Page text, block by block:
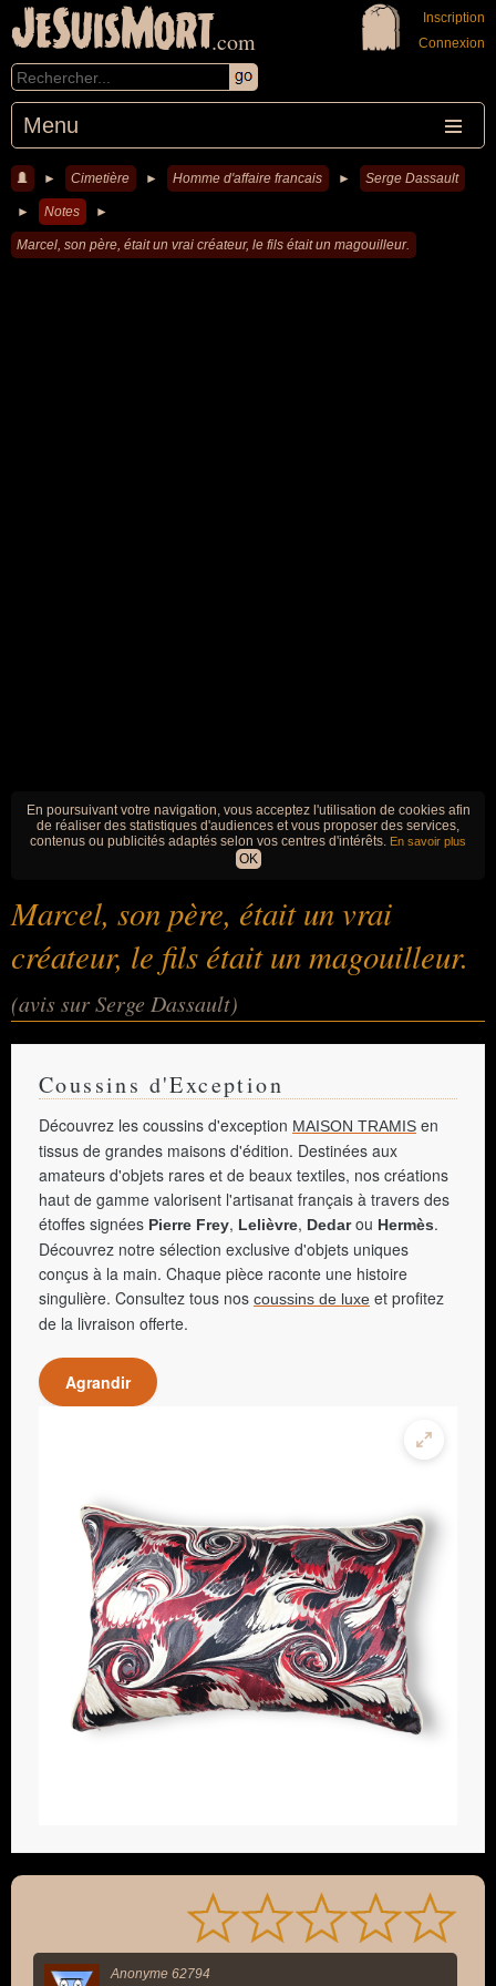
JeSuisMort.com
Menu
Inscription
Connexion
► Cimetière ► Homme d'affaire francais ► Serge Dassault
► Notes ►
Marcel, son père, était un vrai créateur, le fils était un magouilleur.
En poursuivant votre navigation, vous acceptez l'utilisation de cookies afin
de réaliser des statistiques d'audiences et vous proposer des services,
contenus ou publicités adaptés selon vos centres d'intérêts. En savoir plus
OK
Marcel, son père, était un vrai
créateur, le fils était un magouilleur.
(avis sur Serge Dassault)
Coussins d'Exception
Découvrez les coussins d'exception MAISON TRAMIS en
tissus de grandes maisons d'édition. Destinées aux
amateurs d'objets rares et de beaux textiles, nos créations
haut de gamme valorisent l'artisanat français à travers des
étoffes signées Pierre Frey, Lelièvre, Dedarou Hermès.
Découvrez notre sélection exclusive d'objets uniques
conçus à la main. Chaque pièce raconte une histoire
singulière. Consultez tous nos coussins de luxe et profitez
de la livraison offerte.
Agrandir
Anonyme 62794